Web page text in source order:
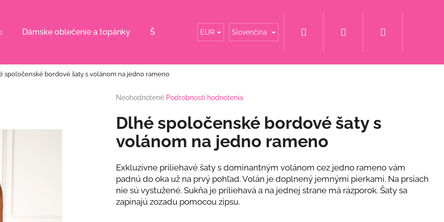
Dámske oblečenie a topánky Šaty pre svadobné mamy Šaty za super cenu Svadobné šaty
EUR Slovenčina Prihlásenie
spoločenské bordové šaty s volánom na jedno rameno
Priemerné
produktu
je
z
hviezdičiek.
Neohodnotené Podrobnosti hodnotenia
Dlhé spoločenské bordové šaty s
volánom na jedno rameno
Exkluzívne priliehavé šaty s dominantným volánom cez jedno rameno vám
padnú do oka už na prvý pohľad. Volán je doplnený jemnými pierkami. Na prsiach
nie sú vystužené. Sukňa je priliehavá a na jednej strane má rázporok. Šaty sa
zapínajú zozadu pomocou zipsu.